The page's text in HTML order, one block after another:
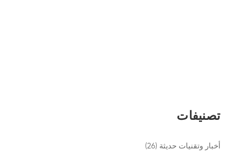
تصنيفات
أخبار وتقنيات حديثة (26)